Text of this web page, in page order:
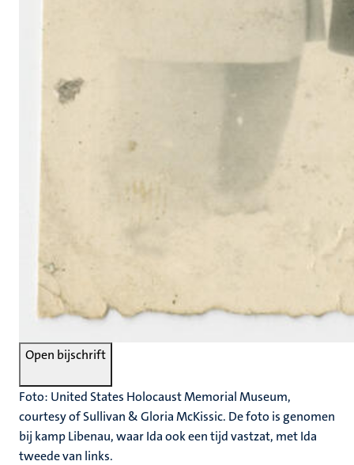
Open bijschrift
Foto: United States Holocaust Memorial Museum,
courtesy of Sullivan & Gloria McKissic. De foto is genomen
bij kamp Libenau, waar Ida ook een tijd vastzat, met Ida
tweede van links.